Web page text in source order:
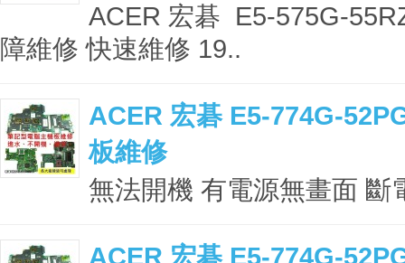
ACER 宏碁 E5-575G-
障維修 快速維修 19..
ACER 宏碁 E5-774G-
板維修
無法開機 有電源無畫面
ACER 宏碁 E5-774G-